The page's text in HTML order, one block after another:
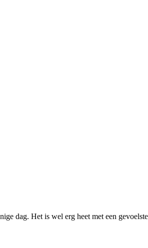
dag. Het is wel erg heet met een